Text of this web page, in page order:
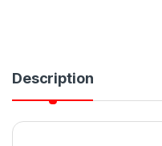
Description